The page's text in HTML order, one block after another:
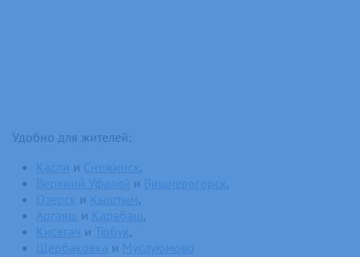
Удобно для жителей:
Касли и Снежинск,
Верхний Уфалей и Вишневогорск,
Озерск и Кыштым,
Аргаяш и Карабаш,
Кисегач и Тюбук,
Щербаковка и Муслуюмово